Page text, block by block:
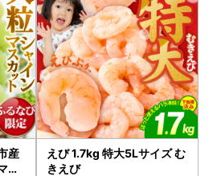
産
ス
えび 1.7kg 特大5Lサイズ む
きえび